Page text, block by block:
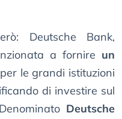
Deutsche Bank,
a fornire un
per le grandi istituzioni
di investire sul
Deutsche